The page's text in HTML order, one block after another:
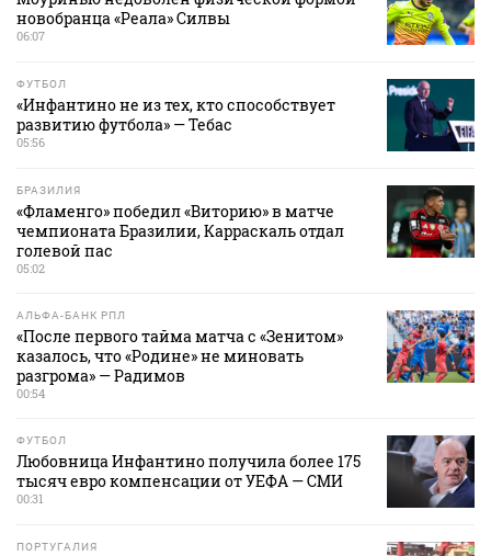
новобранца «Реала» Силвы
06:07
ФУТБОЛ
«Инфантино не из тех, кто способствует
развитию футбола» — Тебас
05:56
БРАЗИЛИЯ
«Фламенго» победил «Виторию» в матче
чемпионата Бразилии, Карраскаль отдал
голевой пас
05:02
АЛЬФА-БАНК РПЛ
«После первого тайма матча с «Зенитом»
казалось, что «Родине» не миновать
разгрома» — Радимов
00:54
ФУТБОЛ
Любовница Инфантино получила более 175
тысяч евро компенсации от УЕФА — СМИ
00:31
ПОРТУГАЛИЯ